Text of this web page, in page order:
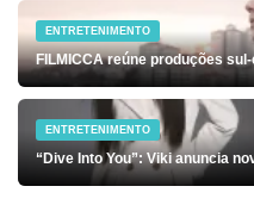
ENTRETENIMENTO
FILMICCA reúne produções
ENTRETENIMENTO
“Dive Into You”: Viki anuncia